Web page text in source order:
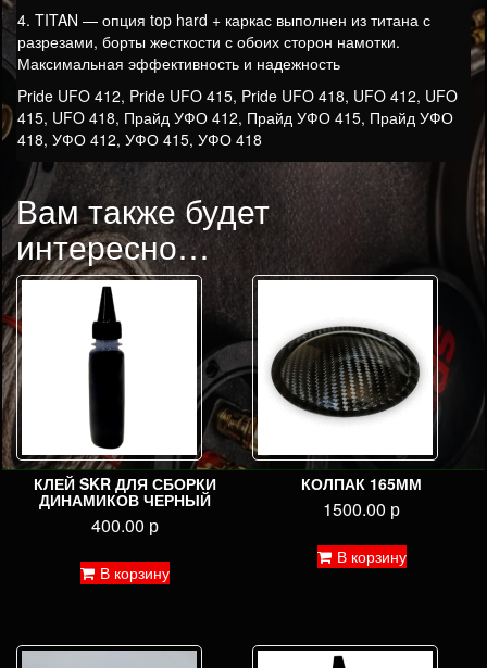
4. TITAN — опция top hard + каркас выполнен из титана с
разрезами, борты жесткости с обоих сторон намотки.
Максимальная эффективность и надежность
Pride UFO 412, Pride UFO 415, Pride UFO 418, UFO 412, UFO
415, UFO 418, Прайд УФО 412, Прайд УФО 415, Прайд УФО
418, УФО 412, УФО 415, УФО 418
Вам также будет
интересно…
КЛЕЙ SKR ДЛЯ СБОРКИ
ДИНАМИКОВ ЧЕРНЫЙ
400.00 р
В корзину
КОЛПАК 165ММ
1500.00 р
В корзину